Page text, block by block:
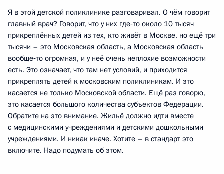
Я в этой детской поликлинике разговаривал. О чём говорит
главный врач? Говорит, что у них где‑то около 10 тысяч
прикреплённых детей из тех, кто живёт в Москве, но ещё три
тысячи – это Московская область, а Московская область
вообще‑то огромная, и у неё очень неплохие возможности
есть. Это означает, что там нет условий, и приходится
прикреплять детей к московским поликлиникам. И это
касается не только Московской области. Ещё раз говорю,
это касается большого количества субъектов Федерации.
Обратите на это внимание. Жильё должно идти вместе
с медицинскими учреждениями и детскими дошкольными
учреждениями. И никак иначе. Хотите – в стандарт это
включите. Надо подумать об этом.